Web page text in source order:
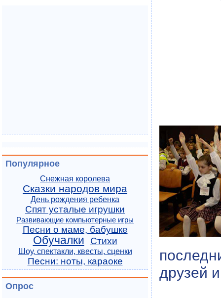
друзей
Популярное
Снежная королева
Сказки народов мира
День рождения ребенка
Спят усталые игрушки
Развивающие компьютерные игры
Песни о маме, бабушке
Обучалки Стихи
Шоу, спектакли, квесты, сценки
Песни: ноты, караоке
Опрос